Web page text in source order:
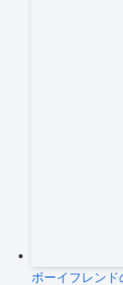
ボーイフレン